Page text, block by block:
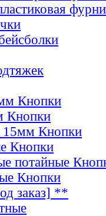
Кнопки
Кнопки
15мм Кнопки
Кнопки
потайные
Кнопки
заказ] **